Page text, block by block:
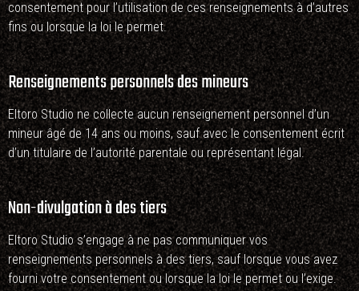
consentement pour l’utilisation de ces renseignements à d’autres
fins ou lorsque la loi le permet.
Renseignements personnels des mineurs
Eltoro Studio ne collecte aucun renseignement personnel d’un
mineur âgé de 14 ans ou moins, sauf avec le consentement écrit
d’un titulaire de l’autorité parentale ou représentant légal.
Non-divulgation à des tiers
Eltoro Studio s’engage à ne pas communiquer vos
renseignements personnels à des tiers, sauf lorsque vous avez
fourni votre consentement ou lorsque la loi le permet ou l’exige.